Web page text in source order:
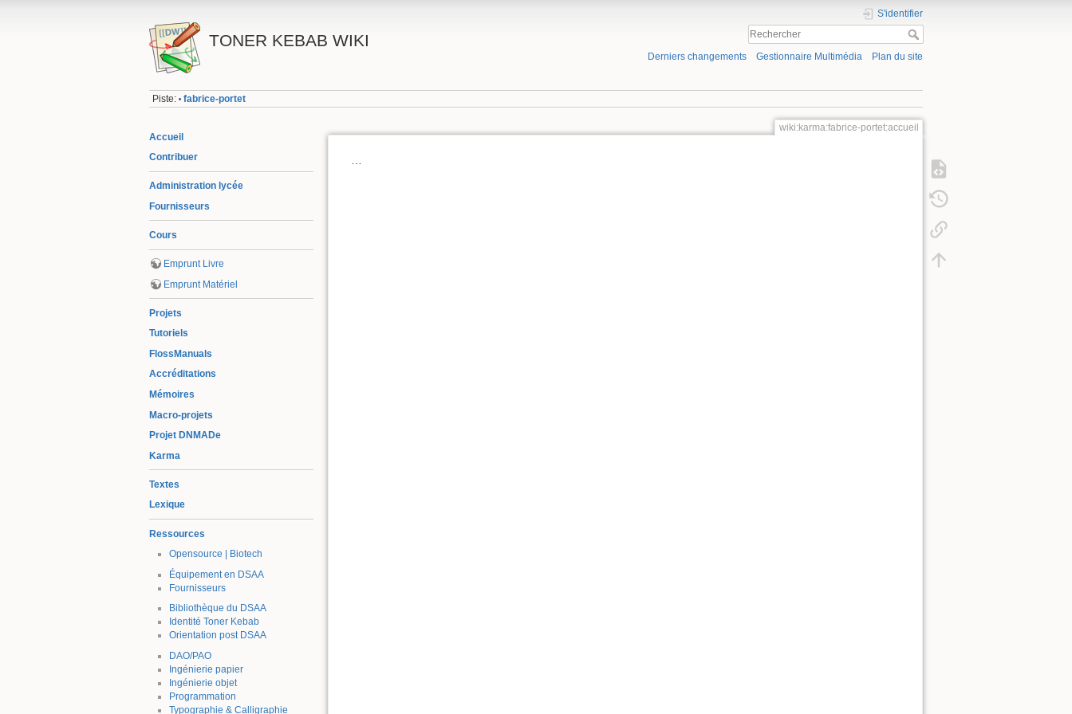
TONER KEBAB WIKI
S'identifier
Derniers changements Gestionnaire Multimédia Plan du site
Piste: • fabrice-portet
Accueil
Contribuer
Administration lycée
Fournisseurs
Cours
Emprunt Livre
Emprunt Matériel
Projets
Tutoriels
FlossManuals
Accréditations
Mémoires
Macro-projets
Projet DNMADe
Karma
Textes
Lexique
Ressources
Opensource | Biotech
Équipement en DSAA
Fournisseurs
Bibliothèque du DSAA
Identité Toner Kebab
Orientation post DSAA
DAO/PAO
Ingénierie papier
Ingénierie objet
Programmation
Typographie & Calligraphie
wiki:karma:fabrice-portet:accueil